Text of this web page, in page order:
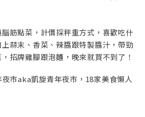
筋點菜，計價採秤重方式，喜歡吃什
蒜末、香菜、辣醬跟特製醬汁，帶勁
招牌雞腳跟泡麵，晚來就買不到了！